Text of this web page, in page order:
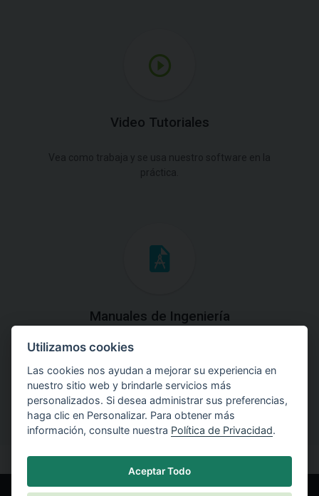
Video Tutoriales
Vea como trabaja y se usa nuestro software en la
práctica.
Manuales de Ingeniería
Descargue los Manuales de Ingeniería con las teorías y
explicaciones prácticas del uso de software.
Utilizamos cookies
Las cookies nos ayudan a mejorar su experiencia en
nuestro sitio web y brindarle servicios más
personalizados. Si desea administrar sus preferencias,
haga clic en Personalizar. Para obtener más
información, consulte nuestra Política de Privacidad.
Aceptar Todo